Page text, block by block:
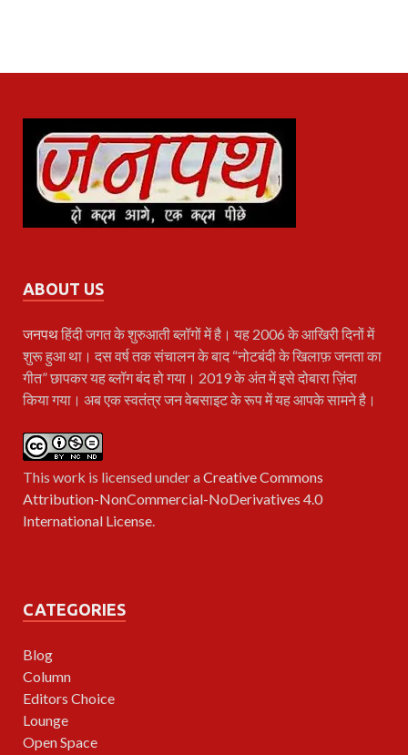
ABOUT US
जनपथहिंदी जगत के शुरुआती ब्लॉगों में है। यह 2006 के आखिरी दिनों में
शुरू हुआ था। दस वर्ष तक संचालन के बाद “नोटबंदी के खिलाफ़ जनता का
गीत” छापकर यह ब्लॉग बंद हो गया। 2019 के अंत में इसे दोबारा ज़िंदा
किया गया। अब एक स्वतंत्र जन वेबसाइट के रूप में यह आपके सामने है।
This work is licensed under aCreative Commons
Attribution-NonCommercial-NoDerivatives 4.0
International License.
CATEGORIES
Blog
Column
Editors Choice
Lounge
Open Space